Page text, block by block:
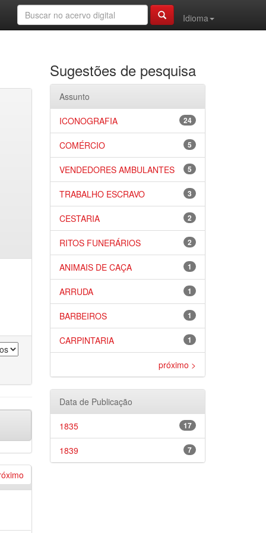
Idioma
Sugestões de pesquisa
Assunto
24
ICONOGRAFIA
5
COMÉRCIO
5
VENDEDORES AMBULANTES
3
TRABALHO ESCRAVO
2
CESTARIA
2
RITOS FUNERÁRIOS
1
ANIMAIS DE CAÇA
1
ARRUDA
1
BARBEIROS
1
CARPINTARIA
próximo >
Data de Publicação
17
1835
7
1839